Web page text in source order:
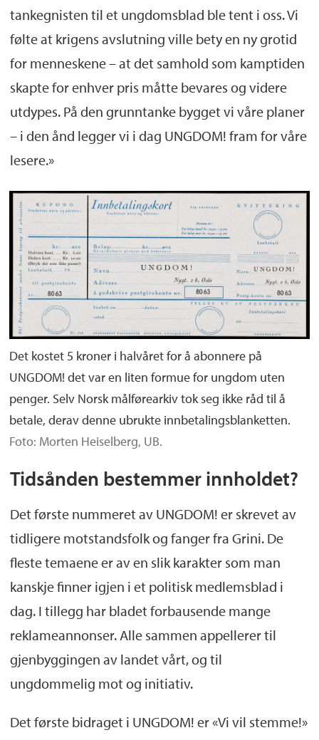
tankegnisten til et ungdomsblad ble tent i oss. Vi
følte at krigens avslutning ville bety en ny grotid
for menneskene – at det samhold som kamptiden
skapte for enhver pris måtte bevares og videre
utdypes. På den grunntanke bygget vi våre planer
– i den ånd legger vi i dag UNGDOM! fram for våre
lesere.»
Det kostet 5 kroner i halvåret for å abonnere på
UNGDOM! det var en liten formue for ungdom uten
penger. Selv Norsk målførearkiv tok seg ikke råd til å
betale, derav denne ubrukte innbetalingsblanketten.
Foto: Morten Heiselberg, UB.
Tidsånden bestemmer innholdet?
Det første nummeret av UNGDOM! er skrevet av
tidligere motstandsfolk og fanger fra Grini. De
fleste temaene er av en slik karakter som man
kanskje finner igjen i et politisk medlemsblad i
dag. I tillegg har bladet forbausende mange
reklameannonser. Alle sammen appellerer til
gjenbyggingen av landet vårt, og til
ungdommelig mot og initiativ.
Det første bidraget i UNGDOM! er «Vi vil stemme!»